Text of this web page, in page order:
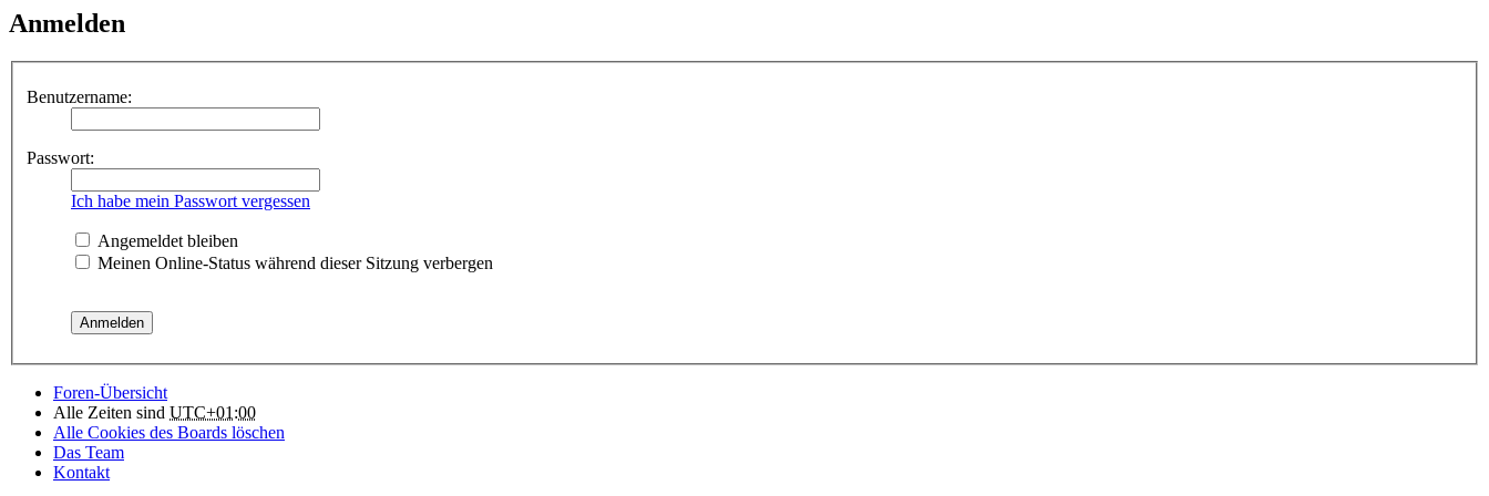
Anmelden
Benutzername:
Passwort:
Ich habe mein Passwort vergessen
Angemeldet bleiben
Meinen Online-Status während dieser Sitzung verbergen
Foren-Übersicht
Alle Zeiten sind UTC+01:00
Alle Cookies des Boards löschen
Das Team
Kontakt